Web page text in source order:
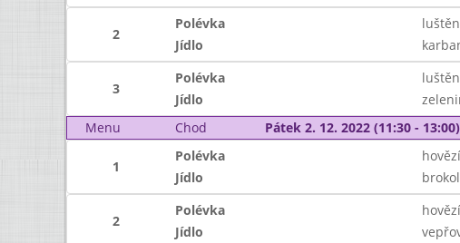
2
Polévka
Jídlo
3
Polévka
Jídlo
Menu
Chod Pátek 2. 12. 2022 (11:30 - 13:00)
1
Polévka
Jídlo
2
Polévka
Jídlo